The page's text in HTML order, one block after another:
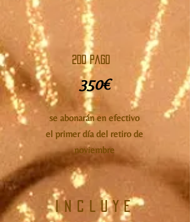
2do Pago
350€
se abonarán en efectivo
el primer día del retiro de
noviembre
incluye